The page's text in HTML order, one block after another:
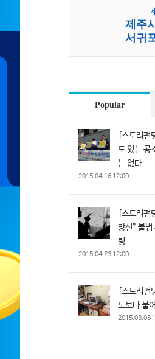
제주
서귀
Popular
[스토리펀
도 있는 공
는 없다
2015.04.16 12:00
[스토리펀
망신” 불법
령
2015.04.23 12:00
[스토리펀
도보다 불
2015.03.05